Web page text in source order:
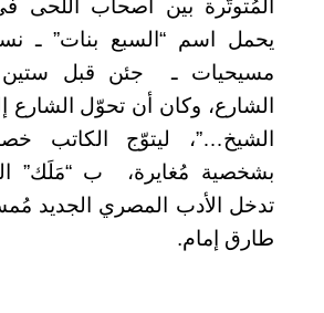
المُتوتّرة بين أصحاب اللُحى
يحمل اسم “السبع بنات” ـ
مسيحيات ـ
جئن قبل ستين
الشارع، وكان أن تحوّل
الشيخ…”، ليتوّج الكاتب
بشخصية مُغايرة،
ب “مَلَك”
تدخل الأدب المصري الجديد
طارق إمام.